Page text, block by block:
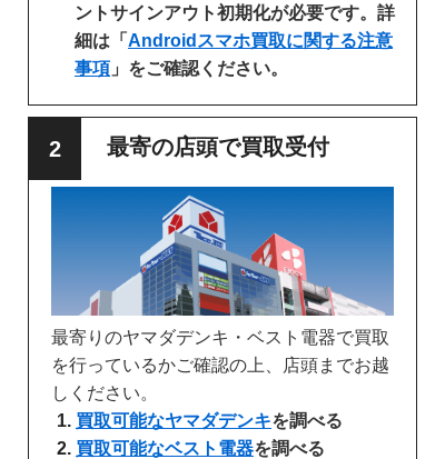
ントサインアウト初期化が必要です。詳
細は「 Androidスマホ買取に関する注意
事項 」をご確認ください。
最寄の店頭で買取受付
最寄りのヤマダデンキ・ベスト電器で買取
を行っているかご確認の上、店頭までお越
しください。
買取可能なヤマダデンキを調べる
買取可能なベスト電器を調べる